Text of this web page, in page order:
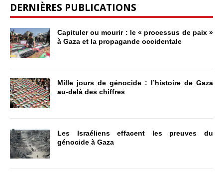
DERNIÈRES PUBLICATIONS
Capituler ou mourir : le « processus de paix »
à Gaza et la propagande occidentale
Mille jours de génocide : l’histoire de Gaza
au-delà des chiffres
Les Israéliens effacent les preuves du
génocide à Gaza